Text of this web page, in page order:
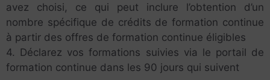
avez choisi, ce qui peut inclure l’obtention d’un
nombre spécifique de crédits de formation continue
à partir des offres de formation continue éligibles
4. Déclarez vos formations suivies via le portail de
formation continue dans les 90 jours qui suivent